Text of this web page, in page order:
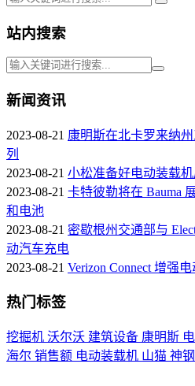
站内搜索
新闻资讯
2023-08-21 康明斯在北卡罗来纳
列
2023-08-21 小松准备好电动装载
2023-08-21 卡特彼勒将在 Bauma
和电池
2023-08-21 密歇根州交通部与
动汽车充电
2023-08-21 Verizon Connect 增强
热门标签
挖掘机 沃尔沃 建筑设备 康明斯
海尔 销售额 电动装载机 山猫 神钢